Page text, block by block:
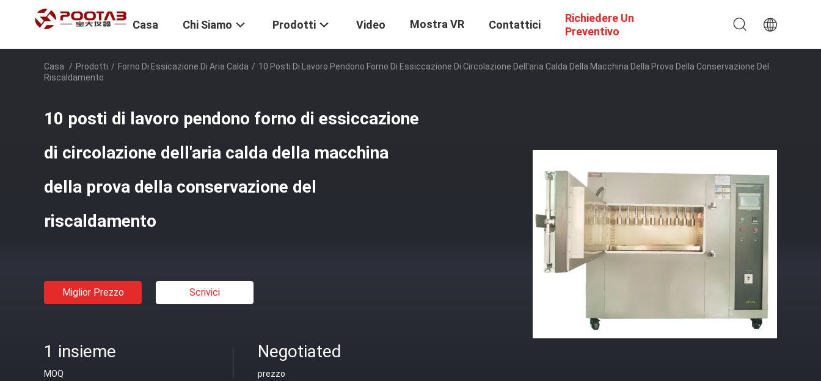
Casa Chi Siamo Prodotti Video Mostra VR Contattici
Richiedere Un
Preventivo
Casa / Prodotti / Forno Di Essicazione Di Aria Calda / 10 Posti Di Lavoro Pendono Forno Di Essiccazione Di Circolazione Dell'aria Calda Della Macchina Della Prova Della Conservazione Del
Riscaldamento
10 posti di lavoro pendono forno di essiccazione
di circolazione dell'aria calda della macchina
della prova della conservazione del
riscaldamento
Miglior Prezzo Scrivici
1 insieme
MOQ
Negotiated
prezzo